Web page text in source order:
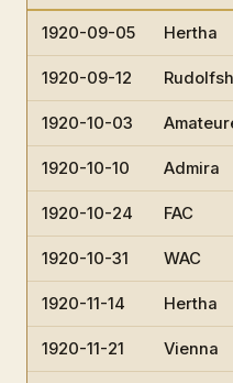
1920-09-05 Hertha
1920-09-12
1920-10-03
1920-10-10 Admira
1920-10-24 FAC
1920-10-31 WAC
1920-11-14 Hertha
1920-11-21 Vienna